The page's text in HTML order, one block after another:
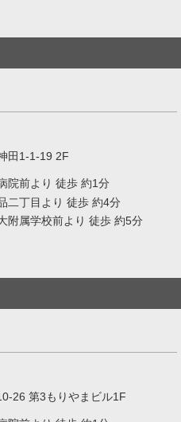
田1-1-19 2F
院前より 徒歩 約1分
二丁目より 徒歩 約4分
附属学校前より 徒歩 約5分
26 第3もりやまビル1F